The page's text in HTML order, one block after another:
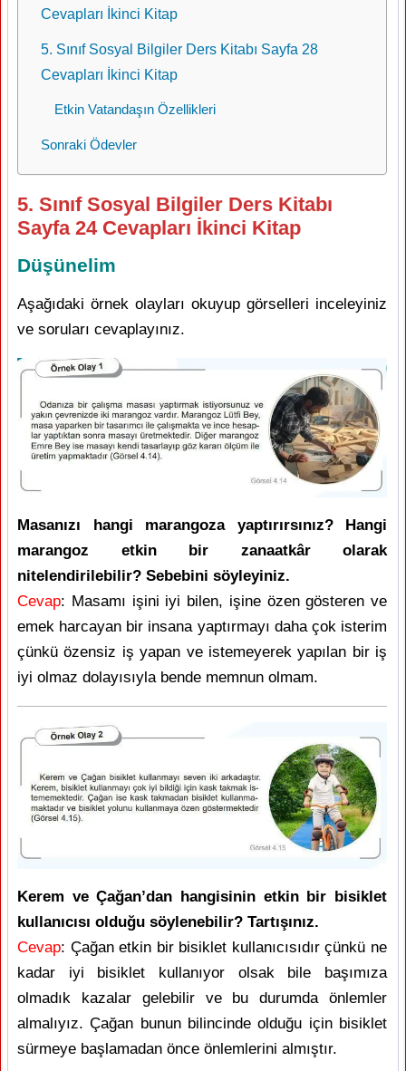
Cevapları İkinci Kitap
5. Sınıf Sosyal Bilgiler Ders Kitabı Sayfa 28
Cevapları İkinci Kitap
Etkin Vatandaşın Özellikleri
Sonraki Ödevler
5. Sınıf Sosyal Bilgiler Ders Kitabı
Sayfa 24 Cevapları İkinci Kitap
Düşünelim
Aşağıdaki örnek olayları okuyup görselleri inceleyiniz
ve soruları cevaplayınız.
Masanızı hangi marangoza yaptırırsınız? Hangi
marangoz etkin bir zanaatkâr olarak
nitelendirilebilir? Sebebini söyleyiniz.
Cevap: Masamı işini iyi bilen, işine özen gösteren ve
emek harcayan bir insana yaptırmayı daha çok isterim
çünkü özensiz iş yapan ve istemeyerek yapılan bir iş
iyi olmaz dolayısıyla bende memnun olmam.
Kerem ve Çağan’dan hangisinin etkin bir bisiklet
kullanıcısı olduğu söylenebilir? Tartışınız.
Cevap: Çağan etkin bir bisiklet kullanıcısıdır çünkü ne
kadar iyi bisiklet kullanıyor olsak bile başımıza
olmadık kazalar gelebilir ve bu durumda önlemler
almalıyız. Çağan bunun bilincinde olduğu için bisiklet
sürmeye başlamadan önce önlemlerini almıştır.